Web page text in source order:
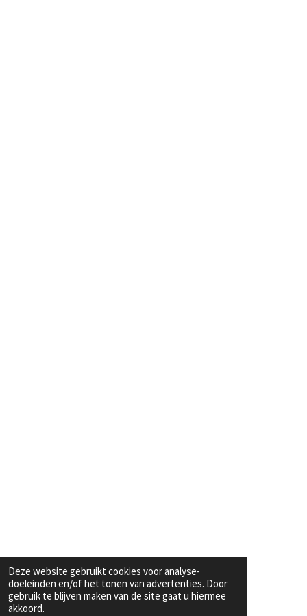
Deze website gebruikt cookies voor analyse-
doeleinden en/of het tonen van advertenties. Door
gebruik te blijven maken van de site gaat u hiermee
akkoord.